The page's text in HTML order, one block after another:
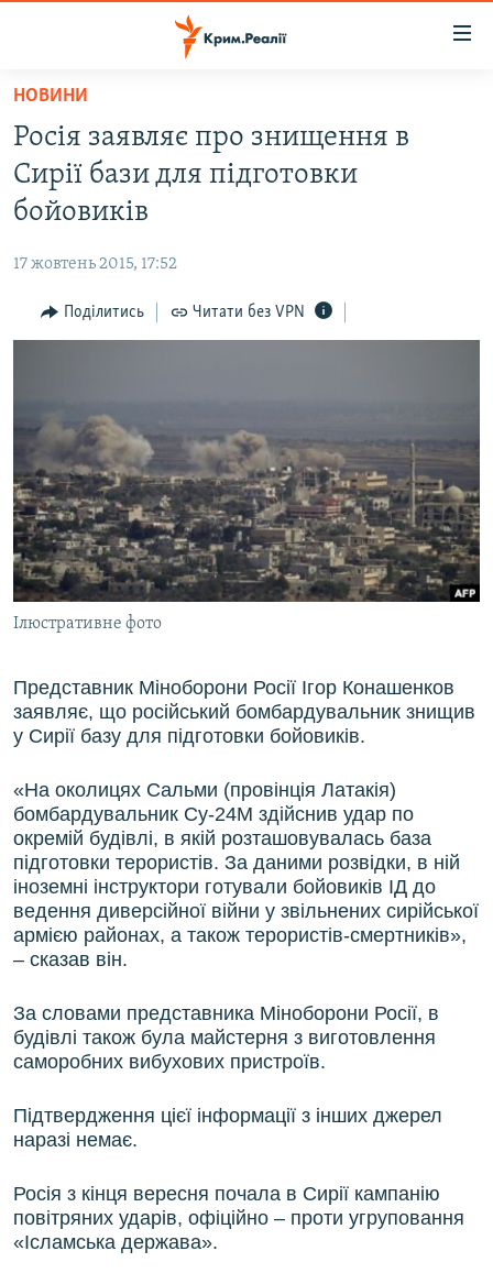
Перейти
основного
матеріалу
Перейти
до
основної
Перейти
до
ВОДА.КРИМ
ВІДЕО ТА ФОТО
БЛОГИ
ПОГЛЯД
СПЕЦПРОЕКТИ
ДЕПОРТАЦІЯ
ВІДЕОУРОКИ «ELIFBE»
СВІДЧЕННЯ ОКУПАЦІЇ
УКРАЇНСЬКА ПРОБЛЕМА КРИМУ
ІНФОГРАФІКА
ЯК ОБІЙТИ БЛОКУВАННЯ
Русский
Qırımtatar
ДОЛУЧАЙСЯ!
Усі сайти RFE/RL
НОВИНИ
Росія заявляє про знищення в
Сирії бази для підготовки
бойовиків
17 жовтень 2015, 17:52
Поділитись Читати без VPN
Ілюстративне фото
Представник Міноборони Росії Ігор Конашенков
заявляє, що російський бомбардувальник знищив
у Сирії базу для підготовки бойовиків.
«На околицях Сальми (провінція Латакія)
бомбардувальник Су-24М здійснив удар по
окремій будівлі, в якій розташовувалась база
підготовки терористів. За даними розвідки, в ній
іноземні інструктори готували бойовиків ІД до
ведення диверсійної війни у звільнених сирійської
армією районах, а також терористів-смертників»,
– сказав він.
За словами представника Міноборони Росії, в
будівлі також була майстерня з виготовлення
саморобних вибухових пристроїв.
Підтвердження цієї інформації з інших джерел
наразі немає.
Росія з кінця вересня почала в Сирії кампанію
повітряних ударів, офіційно – проти угруповання
«Ісламська держава».